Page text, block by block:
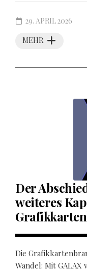
MEHR
29. APRIL 2026
Der
weiteres
Die
Wandel: Mit